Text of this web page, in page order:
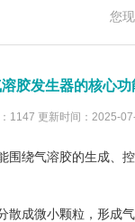
您
胶发生器的核心功
1147 更新时间：2025-
绕气溶胶的生成、
成微小颗粒，形成